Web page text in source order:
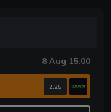
8 Aug 15:00
2.25